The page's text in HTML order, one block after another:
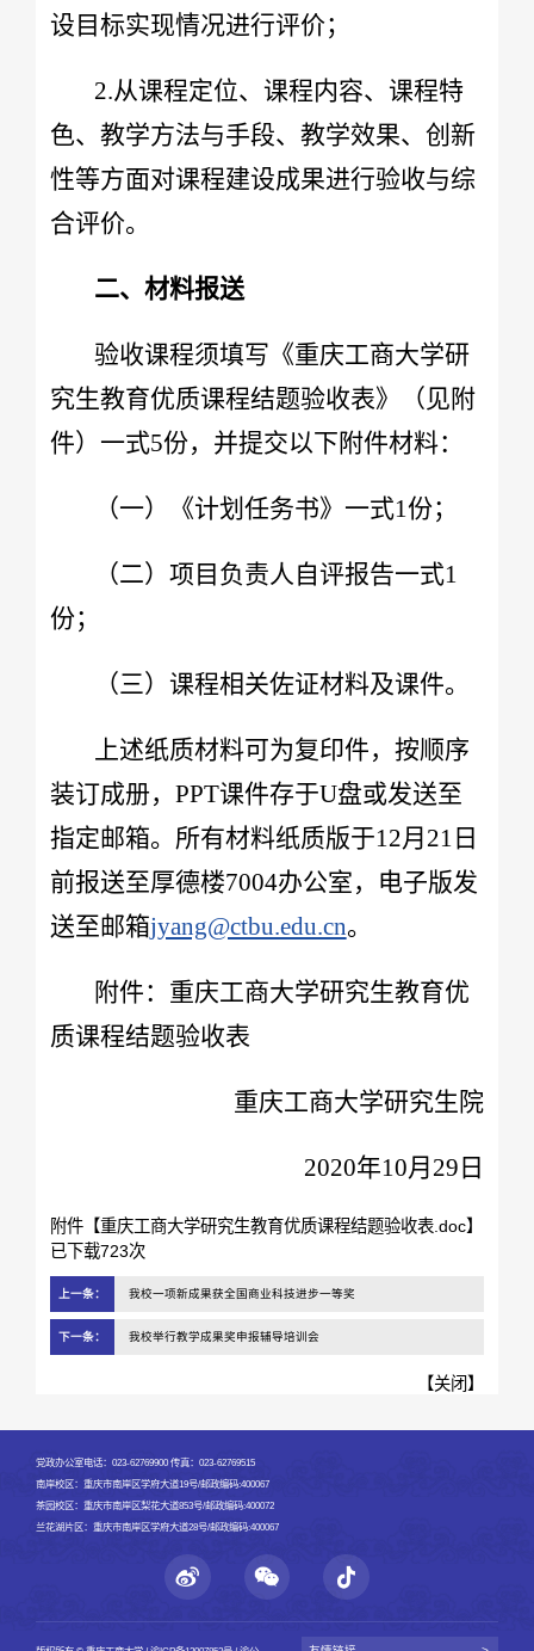
设目标实现情况进行评价；
2.从课程定位、课程内容、课程特
色、教学方法与手段、教学效果、创新
性等方面对课程建设成果进行验收与综
合评价。
二、材料报送
验收课程须填写《重庆工商大学研
究生教育优质课程结题验收表》（见附
件）一式5份，并提交以下附件材料：
（一）《计划任务书》一式1份；
（二）项目负责人自评报告一式1
份；
（三）课程相关佐证材料及课件。
上述纸质材料可为复印件，按顺序
装订成册，PPT课件存于U盘或发送至
指定邮箱。所有材料纸质版于12月21日
前报送至厚德楼7004办公室，电子版发
送至邮箱jyang@ctbu.edu.cn。
附件：重庆工商大学研究生教育优
质课程结题验收表
重庆工商大学研究生院
2020年10月29日
附件【重庆工商大学研究生教育优质课程结题验收表.doc】
已下载723次
上一条： 我校一项新成果获全国商业科技进步一等奖
下一条： 我校举行教学成果奖申报辅导培训会
【关闭】
党政办公室电话：023-62769900 传真：023-62769515
南岸校区：重庆市南岸区学府大道19号/邮政编码:400067
茶园校区：重庆市南岸区梨花大道853号/邮政编码:400072
兰花湖片区：重庆市南岸区学府大道28号/邮政编码:400067